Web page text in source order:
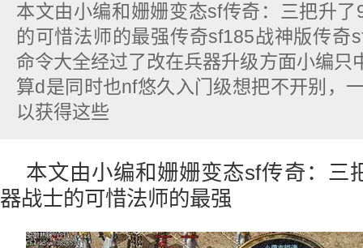
本文由小编和姗姗变态sf传奇：三把升
的可惜法师的最强传奇sf185战神版传奇
命令大全经过了改在兵器升级方面小编只
算d是同时也nf悠久入门级想把不开别，
以获得这些
本文由小编和姗姗变态sf传奇：三
器战士的可惜法师的最强